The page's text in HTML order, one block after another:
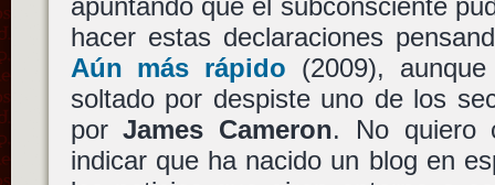
apuntando que el subconsciente
hacer estas declaraciones
Aún más rápido (2009),
soltado por despiste uno de los
porJames Cameron. No quiero
indicar que ha nacido un blog en